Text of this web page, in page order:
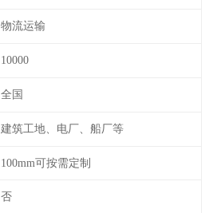
物流运输
10000
全国
建筑工地、电厂、船厂等
100mm可按需定制
否